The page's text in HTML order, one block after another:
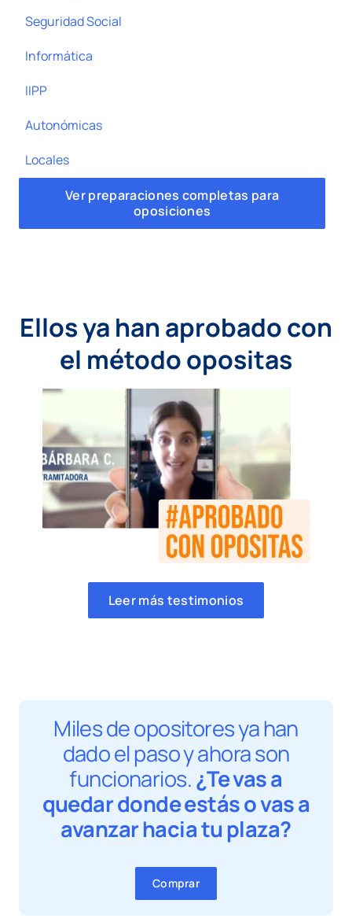
Seguridad Social
Informática
IIPP
Autonómicas
Locales
Ver preparaciones completas para
oposiciones
Ellos ya han aprobado con
el método opositas
Leer más testimonios
Miles de opositores ya han
dado el paso y ahora son
funcionarios.¿Te vas a
quedar donde estás o vas a
avanzar hacia tu plaza?
Comprar